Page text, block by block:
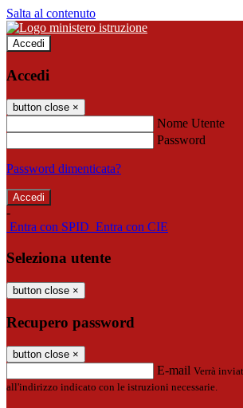
Salta al contenuto
Accedi
Accedi
button close ×
Nome Utente
Password
Password dimenticata?
-
Entra con SPID Entra con CIE
Seleziona utente
button close ×
Recupero password
button close ×
E-mail Verrà
all'indirizzo indicato con le istruzioni necessarie.